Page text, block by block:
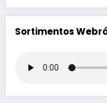
Sortimentos